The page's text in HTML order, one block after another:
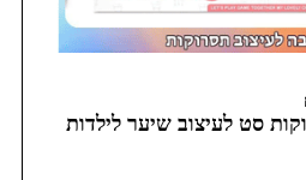
סט לעיצוב שיער לילדות